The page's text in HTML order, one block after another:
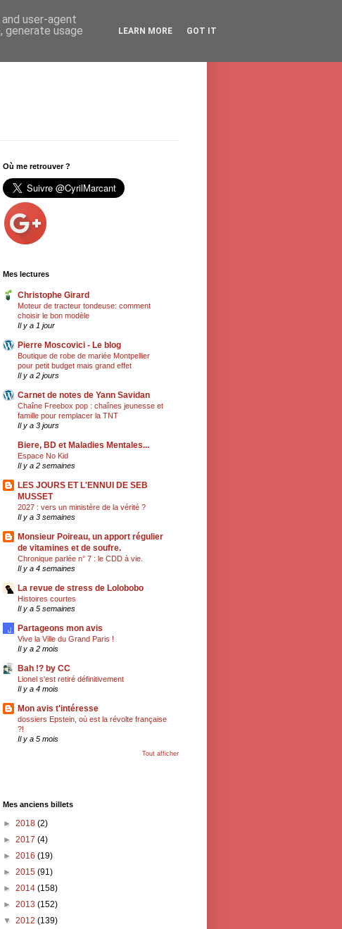
Où me retrouver ?
Mes lectures
Christophe Girard
Moteur de tracteur tondeuse: comment
choisir le bon modèle
Il y a 1 jour
Pierre Moscovici - Le blog
Boutique de robe de mariée Montpellier
pour petit budget mais grand effet
Il y a 2 jours
Carnet de notes de Yann Savidan
Chaîne Freebox pop : chaînes jeunesse et
famille pour remplacer la TNT
Il y a 3 jours
Biere, BD et Maladies Mentales...
Espace No Kid
Il y a 2 semaines
LES JOURS ET L'ENNUI DE SEB
MUSSET
2027 : vers un ministère de la vérité ?
Il y a 3 semaines
Monsieur Poireau, un apport régulier
de vitamines et de soufre.
Chronique parlée n° 7 : le CDD à vie.
Il y a 4 semaines
La revue de stress de Lolobobo
Histoires courtes
Il y a 5 semaines
Partageons mon avis
Vive la Ville du Grand Paris !
Il y a 2 mois
Bah !? by CC
Lionel s'est retiré définitivement
Il y a 4 mois
Mon avis t'intéresse
dossiers Epstein, où est la révolte française
?!
Il y a 5 mois
Tout afficher
Mes anciens billets
► 2018 (2)
► 2017 (4)
► 2016 (19)
► 2015 (91)
► 2014 (158)
► 2013 (152)
▼ 2012 (139)
user-agent
generate usage
LEARN MORE GOT IT